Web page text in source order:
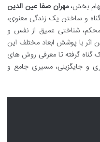
بخش،مهران صفا عین الدین
و ساختن یک زندگی معنوی،
محکم، شناختی عمیق از نفس و
اثر با پوشش ابعاد مختلف این
گناه گرفته تا معرفی روش های
و جایگزینی، مسیری جامع و